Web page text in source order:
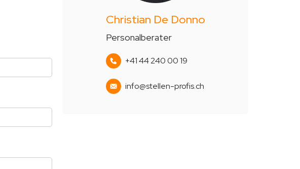
Christian De Donno
Personalberater
+41 44 240 00 19
info@stellen-profis.ch